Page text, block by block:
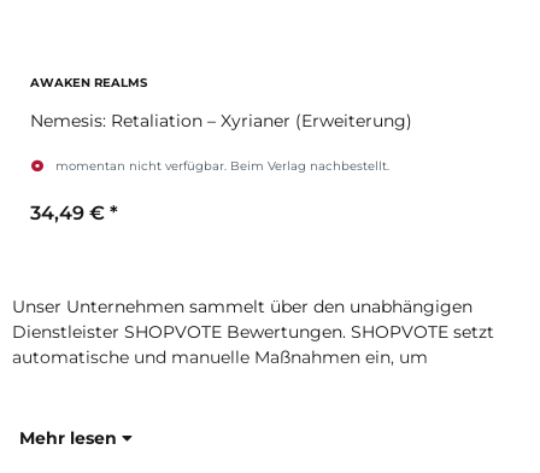
AWAKEN REALMS
Nemesis: Retaliation – Xyrianer (Erweiterung)
momentan nicht verfügbar. Beim Verlag nachbestellt.
34,49 € *
Unser Unternehmen sammelt über den unabhängigen
Dienstleister SHOPVOTE Bewertungen. SHOPVOTE setzt
automatische und manuelle Maßnahmen ein, um
Mehr lesen